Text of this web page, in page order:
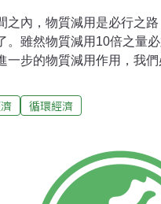
之內，物質減用是必行之
。雖然物質減用10倍之量
一步的物質減用作用，我
量既然有上限，分離又有其
須有其上限。這樣的上限例
所揭櫫的一個要點。本研
是一個「實質(physical，
就強調了這一點：穩態經
循環經濟